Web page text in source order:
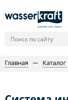
Главная Каталог